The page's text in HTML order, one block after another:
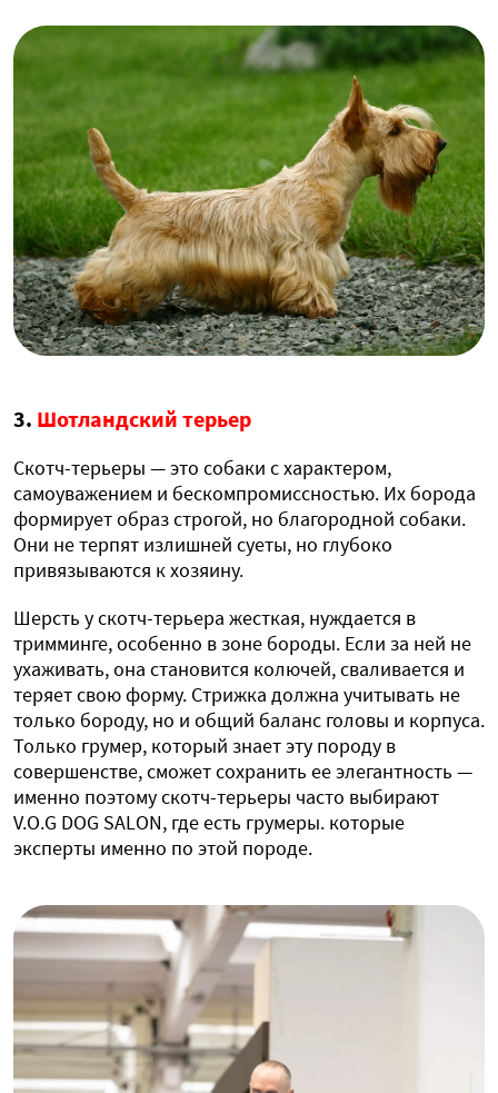
3. Шотландский терьер
Скотч-терьеры — это собаки с характером,
самоуважением и бескомпромиссностью. Их борода
формирует образ строгой, но благородной собаки.
Они не терпят излишней суеты, но глубоко
привязываются к хозяину.
Шерсть у скотч-терьера жесткая, нуждается в
тримминге, особенно в зоне бороды. Если за ней не
ухаживать, она становится колючей, сваливается и
теряет свою форму. Стрижка должна учитывать не
только бороду, но и общий баланс головы и корпуса.
Только грумер, который знает эту породу в
совершенстве, сможет сохранить ее элегантность —
именно поэтому скотч-терьеры часто выбирают
V.O.G DOG SALON, где есть грумеры. которые
эксперты именно по этой породе.